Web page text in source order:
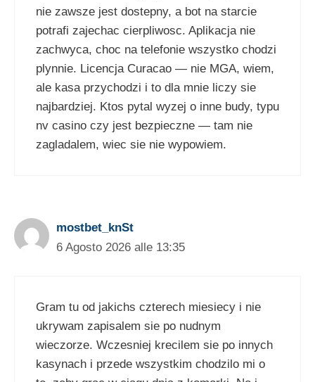
nie zawsze jest dostepny, a bot na starcie
potrafi zajechac cierpliwosc. Aplikacja nie
zachwyca, choc na telefonie wszystko chodzi
plynnie. Licencja Curacao — nie MGA, wiem,
ale kasa przychodzi i to dla mnie liczy sie
najbardziej. Ktos pytal wyzej o inne budy, typu
nv casino czy jest bezpieczne — tam nie
zagladalem, wiec sie nie wypowiem.
mostbet_knSt
6 Agosto 2026 alle 13:35
Gram tu od jakichs czterech miesiecy i nie
ukrywam zapisalem sie po nudnym
wieczorze. Wczesniej krecilem sie po innych
kasynach i przede wszystkim chodzilo mi o